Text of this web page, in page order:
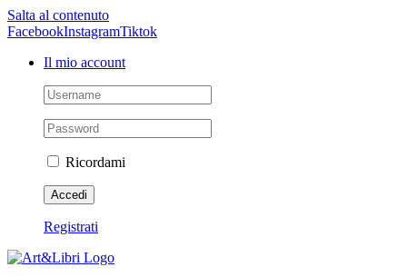
Salta al contenuto
FacebookInstagramTiktok
Il mio account
Ricordami
Registrati